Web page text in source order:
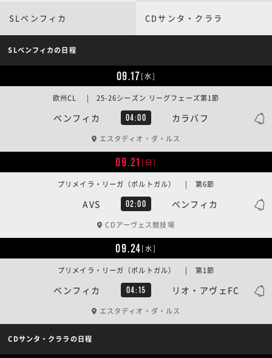
SLベンフィカ CDサンタ・クララ
SLベンフィカの日程
09.17[水]
ベンフィカ 04:00 カラバフ
欧州CL | 25-26シーズン リーグフェーズ第1節
エスタディオ・ダ・ルス
09.21 [日]
AVS 02:00 ベンフィカ
プリメイラ・リーガ（ポルトガル） | 第6節
CDアーヴェス競技場
09.24[水]
ベンフィカ 04:15 リオ・アヴェFC
プリメイラ・リーガ（ポルトガル） | 第1節
エスタディオ・ダ・ルス
CDサンタ・クララの日程